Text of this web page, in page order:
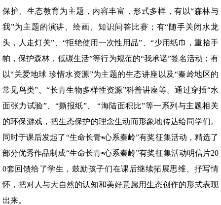
保护、生态教育为主题，内容丰富，形式多样，有以“森林与
我”为主题的演讲、绘画、知识问答比赛；有“随手关闭水龙
头，人走灯关”、“拒绝使用一次性用品”、“少用纸巾，重拾手
帕，保护森林，低碳生活”等行为规范的“我承诺”签名活动；有
以“关爱地球 珍惜水资源”为主题的生态讲座以及“秦岭地区的
常见鸟类”、“长青生物多样性资源”科普讲座等。通过穿插“水
面张力试验”、“撕报纸”、 “海陆面积比”等一系列与主题相关
的环保游戏，把生态保护的理念生动而形象地传达给同学们。
同时于课后发起了“生命长青▪心系秦岭”有奖征集活动，精选了
部分优秀作品制成“生命长青▪心系秦岭”有奖征集活动明信片20
0套回馈给了学生，鼓励孩子们在课后继续拓展思维、抒写情
怀，把对人与大自然的认知和美好意愿用生态创作的形式表现
出来。